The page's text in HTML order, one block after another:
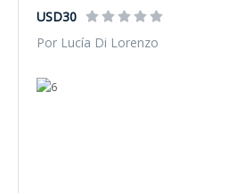
USD30
Por Lucía Di Lorenzo